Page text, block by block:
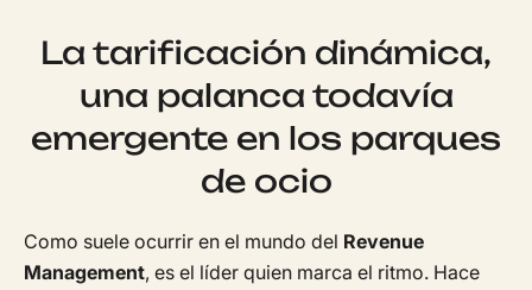
La tarificación dinámica,
una palanca todavía
emergente en los parques
de ocio
Como suele ocurrir en el mundo del Revenue
Management, es el líder quien marca el ritmo. Hace